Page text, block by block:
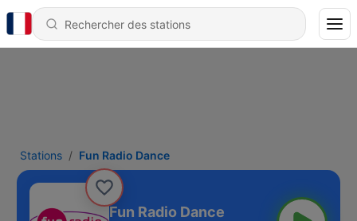
Stations Fun Radio Dance
Fun Radio Dance